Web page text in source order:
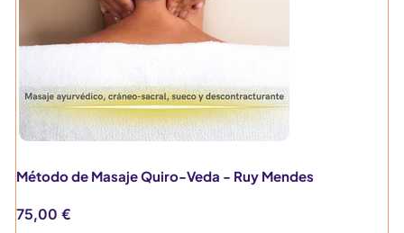
Método de Masaje Quiro-Veda - Ruy Mendes
75,00 €